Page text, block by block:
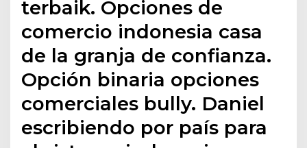
terbaik. Opciones de
comercio indonesia casa
de la granja de confianza.
Opción binaria opciones
comerciales bully. Daniel
escribiendo por país para